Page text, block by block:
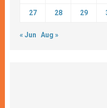
27 28 29
« Jun Aug »